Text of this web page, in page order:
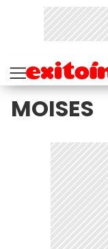
MOISES